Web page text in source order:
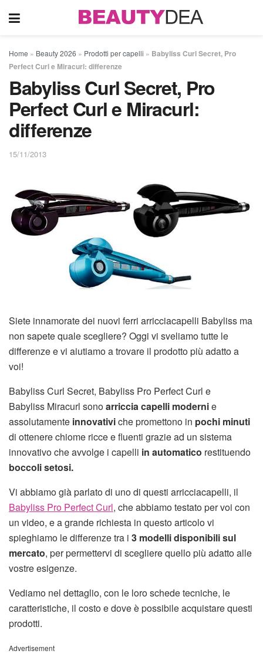
Home » Beauty 2026 » Prodotti per capelli » Babyliss Curl Secret, Pro
Perfect Curl e Miracurl: differenze
Babyliss Curl Secret, Pro
Perfect Curl e Miracurl:
differenze
15/11/2013
Siete innamorate dei nuovi ferri arricciacapelli Babyliss ma
non sapete quale scegliere? Oggi vi sveliamo tutte le
differenze e vi aiutiamo a trovare il prodotto più adatto a
voi!
Babyliss Curl Secret, Babyliss Pro Perfect Curl e
Babyliss Miracurl sonoarriccia capelli modernie
assolutamente innovativiche promettono in pochi minuti
di ottenere chiome ricce e fluenti grazie ad un sistema
innovativo che avvolge i capelli in automatico restituendo
boccoli setosi.
Vi abbiamo già parlato di uno di questi arricciacapelli, il
Babyliss Pro Perfect Curl, che abbiamo testato per voi con
un video, e a grande richiesta in questo articolo vi
spieghiamo le differenze tra i 3 modelli disponibili sul
mercato, per permettervi di scegliere quello più adatto alle
vostre esigenze.
Vediamo nel dettaglio, con le loro schede tecniche, le
caratteristiche, il costo e dove è possibile acquistare questi
prodotti.
Advertisement